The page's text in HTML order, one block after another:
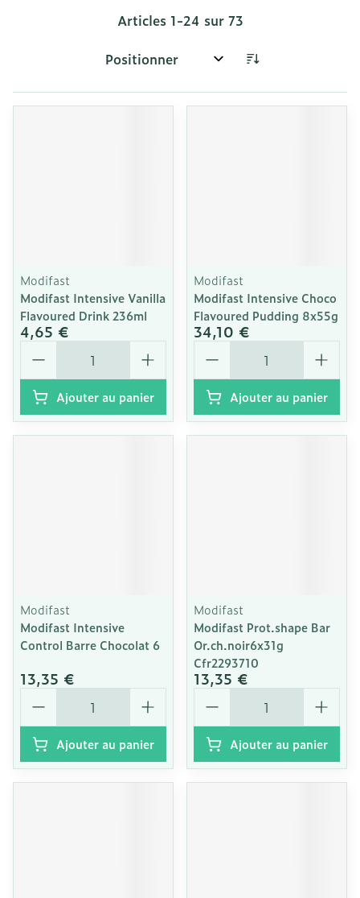
Articles 1-24 sur 73
Trier par:
Modifast
Modifast Intensive Vanilla
Flavoured Drink 236ml
4,65 €
Quantité
Ajouter au panier
Modifast
Modifast Intensive Choco
Flavoured Pudding 8x55g
34,10 €
Quantité
Ajouter au panier
Modifast
Modifast Intensive
Control Barre Chocolat 6
13,35 €
Quantité
Ajouter au panier
Modifast
Modifast Prot.shape Bar
Or.ch.noir6x31g
Cfr2293710
13,35 €
Quantité
Ajouter au panier